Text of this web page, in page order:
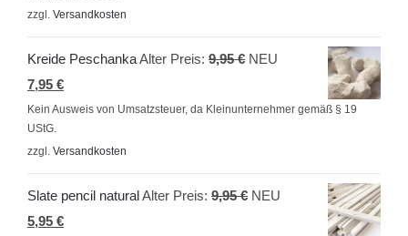
zzgl. Versandkosten
Kreide PeschankaAlter Preis: 9,95€ Ursprünglicher
war:
NEU
7,95 €Aktueller
Preis
7,95 €.
Kein Ausweis von Umsatzsteuer, da Kleinunternehmer gemäß § 19
UStG.
zzgl. Versandkosten
Slate pencil naturalAlter Preis: 9,95€ Ursprünglicher
NEU
5,95 €Aktueller